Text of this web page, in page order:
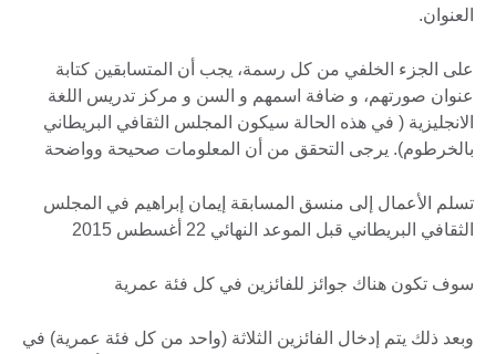
العنوان.
على الجزء الخلفي من كل رسمة، يجب أن المتسابقين كتابة
عنوان صورتهم، و ضافة اسمهم و السن و مركز تدريس اللغة
الانجليزية ( في هذه الحالة سيكون المجلس الثقافي البريطاني
بالخرطوم). يرجى التحقق من أن المعلومات صحيحة وواضحة
تسلم الأعمال إلى منسق المسابقة إيمان إبراهيم في المجلس
الثقافي البريطاني قبل الموعد النهائي 22 أغسطس 2015
سوف تكون هناك جوائز للفائزين في كل فئة عمرية
وبعد ذلك يتم إدخال الفائزين الثلاثة (واحد من كل فئة عمرية) في